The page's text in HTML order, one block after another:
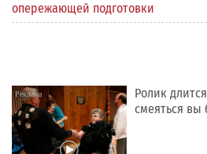
опережающей подготовки
Ролик
смеяться вы